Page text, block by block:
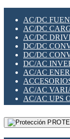
SWITCH Y
TARJETAS PI
UNIÓN Y
PLACAS
SWITCHES
SWITCHES
TELEFONÍA
VIGILANCIA
AC/DC
AC/DC
AC/DC
DC/DC
DC/DC
DC/AC
AC/AC
AC/AC
AC/AC UPS